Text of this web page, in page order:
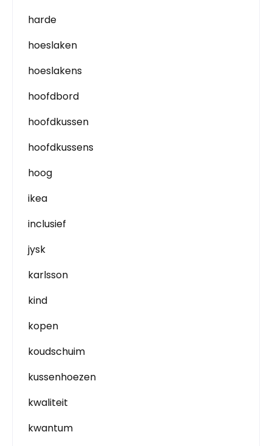
harde
hoeslaken
hoeslakens
hoofdbord
hoofdkussen
hoofdkussens
hoog
ikea
inclusief
jysk
karlsson
kind
kopen
koudschuim
kussenhoezen
kwaliteit
kwantum